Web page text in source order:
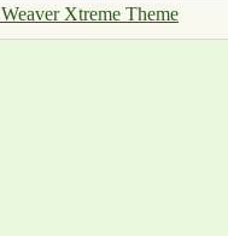
Weaver Xtreme Theme